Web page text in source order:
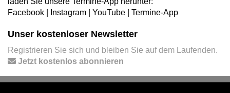
Facebook
Instagram YouTube Termine-App
Unser kostenloser Newsletter
Registrieren Sie sich und bleiben Sie auf dem Laufenden.
Jetzt kostenlos abonnieren